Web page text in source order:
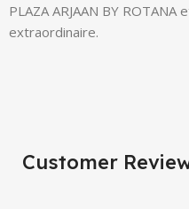
PLAZA ARJAAN BY
extraordinaire.
Customer